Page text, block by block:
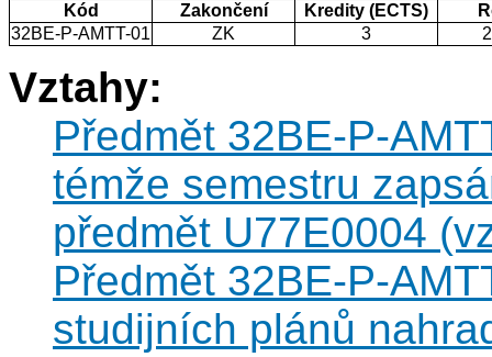
Kód Zakončení Kredity (ECTS)
32BE-P-AMTT-01
ZK 3
Vztahy:
Předmět 32BE-P-
témže semestru
předmět U77E0004
Předmět 32BE-P-
studijních plánů